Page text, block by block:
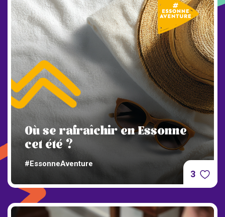
Où se rafraîchir en Essonne
cet été ?
#EssonneAventure
3